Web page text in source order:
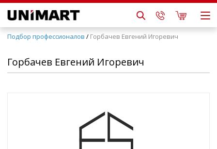
Подбор профессионалов / Горбачев Евгений Игоревич
Горбачев Евгений Игоревич